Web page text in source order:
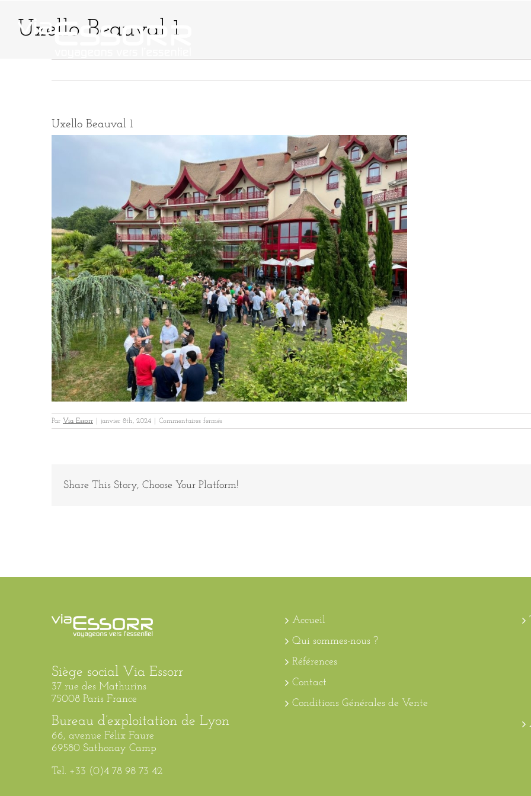
contenuUxello Beauval 1
Uxello Beauval 1
Par Via Essorr janvier 8th, 2024 Commentaires ferméssur
Uxello
Share This Story, Choose Your Platform!
Siège social Via Essorr
37 rue des Mathurins
75008 Paris France
Bureau d’exploitation de Lyon
66, avenue Félix Faure
69580 Sathonay Camp
Tel. +33 (0)4 78 98 73 42
Accueil
Qui sommes-nous ?
Références
Contact
Conditions Générales de Vente